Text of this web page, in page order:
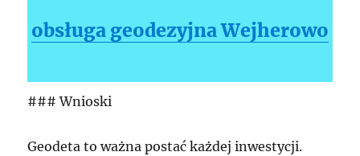
obsługa geodezyjna Wejherowo
### Wnioski
Geodeta to ważna postać każdej inwestycji.